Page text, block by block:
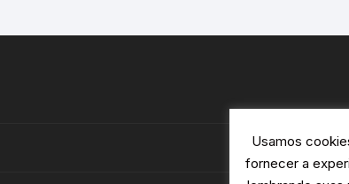
Usamos
fornecer a